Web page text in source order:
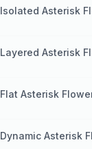
Isolated Asterisk
Layered Asterisk
Flat Asterisk
Dynamic Asterisk